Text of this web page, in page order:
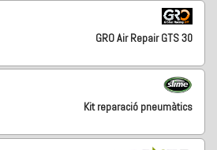
GRO Air Repair GTS 30
Kit reparació pneumàtics